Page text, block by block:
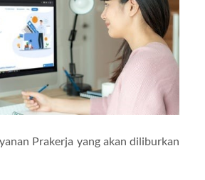
Prakerja yang akan diliburkan